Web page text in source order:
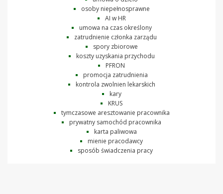
osoby niepełnosprawne
AI w HR
umowa na czas określony
zatrudnienie członka zarządu
spory zbiorowe
koszty uzyskania przychodu
PFRON
promocja zatrudnienia
kontrola zwolnien lekarskich
kary
KRUS
tymczasowe aresztowanie pracownika
prywatny samochód pracownika
karta paliwowa
mienie pracodawcy
sposób świadczenia pracy